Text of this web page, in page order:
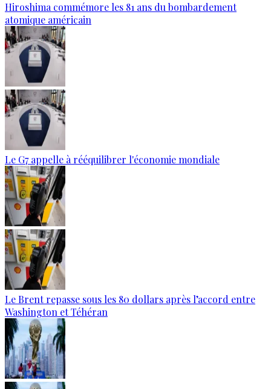
Hiroshima commémore les 81 ans du bombardement
atomique américain
Le G7 appelle à rééquilibrer l'économie mondiale
Le Brent repasse sous les 80 dollars après l’accord entre
Washington et Téhéran